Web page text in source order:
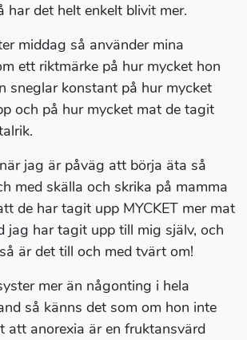
har det helt enkelt blivit mer.
middag så använder mina
ett riktmärke på hur mycket hon
sneglar konstant på hur mycket
och på hur mycket mat de tagit
jag är påväg att börja äta så
med skälla och skrika på mamma
de har tagit upp MYCKET mer mat
jag har tagit upp till mig själv, och
är det till och med tvärt om!
mer än någonting i hela
så känns det som om hon inte
att anorexia är en fruktansvärd